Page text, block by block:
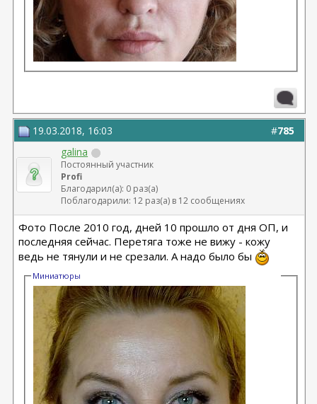
#785
19.03.2018, 16:03
galina
Постоянный участник
Profi
Благодарил(а): 0 раз(а)
Поблагодарили: 12 раз(а) в 12 сообщениях
Фото После 2010 год, дней 10 прошло от дня ОП, и
последняя сейчас. Перетяга тоже не вижу - кожу
ведь не тянули и не срезали. А надо было бы
Миниатюры